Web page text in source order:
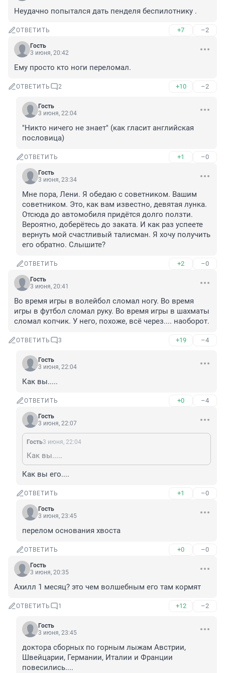
Неудачно попытался дать пенделя беспилотнику .
ОТВЕТИТЬ +7 –2
Гость
3 июня, 20:42
Ему просто кто ноги переломал.
ОТВЕТИТЬ 2 +10 –2
Гость
3 июня, 22:04
"Никто ничего не знает" (как гласит английская
пословица)
ОТВЕТИТЬ +1 –0
Гость
3 июня, 23:34
Мне пора, Лени. Я обедаю с советником. Вашим
советником. Это, как вам известно, девятая лунка.
Отсюда до автомобиля придётся долго ползти.
Вероятно, доберётесь до заката. И как раз успеете
вернуть мой счастливый талисман. Я хочу получить
его обратно. Слышите?
ОТВЕТИТЬ +2 –0
Гость
3 июня, 20:41
Во время игры в волейбол сломал ногу. Во время
игры в футбол сломал руку. Во время игры в шахматы
сломал копчик. У него, похоже, всё через.... наоборот.
ОТВЕТИТЬ 3 +19 –4
Гость
3 июня, 22:04
Как вы.....
ОТВЕТИТЬ +0 –4
Гость
3 июня, 22:07
Гость3 июня, 22:04
Как вы.....
Как вы его....
ОТВЕТИТЬ +1 –0
Гость
3 июня, 23:45
перелом основания хвоста
ОТВЕТИТЬ +0 –0
Гость
3 июня, 20:35
Ахилл 1 месяц? это чем волшебным его там кормят
ОТВЕТИТЬ 1 +12 –2
Гость
3 июня, 23:45
доктора сборных по горным лыжам Австрии,
Швейцарии, Германии, Италии и Франции
повесились....